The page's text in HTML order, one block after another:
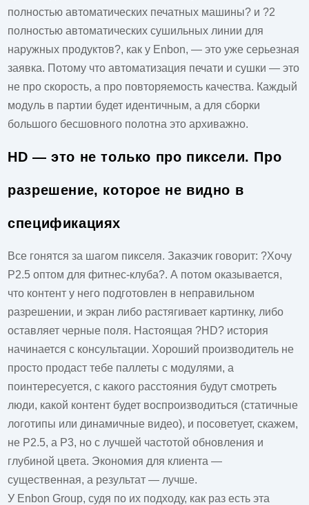
полностью автоматических печатных машины? и ?2
полностью автоматических сушильных линии для
наружных продуктов?, как у Enbon, — это уже серьезная
заявка. Потому что автоматизация печати и сушки — это
не про скорость, а про повторяемость качества. Каждый
модуль в партии будет идентичным, а для сборки
большого бесшовного полотна это архиважно.
HD — это не только про пиксели. Про
разрешение, которое не видно в
спецификациях
Все гонятся за шагом пикселя. Заказчик говорит: ?Хочу
P2.5 оптом для фитнес-клуба?. А потом оказывается,
что контент у него подготовлен в неправильном
разрешении, и экран либо растягивает картинку, либо
оставляет черные поля. Настоящая ?HD? история
начинается с консультации. Хороший производитель не
просто продаст тебе паллеты с модулями, а
поинтересуется, с какого расстояния будут смотреть
люди, какой контент будет воспроизводиться (статичные
логотипы или динамичные видео), и посоветует, скажем,
не P2.5, а P3, но с лучшей частотой обновления и
глубиной цвета. Экономия для клиента —
существенная, а результат — лучше.
У Enbon Group, судя по их подходу, как раз есть эта